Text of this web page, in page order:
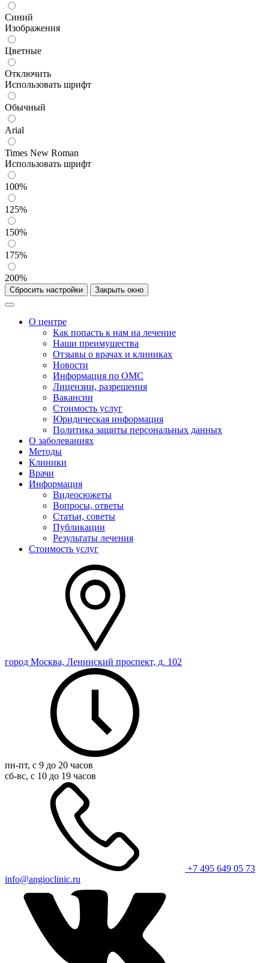
Синий
Изображения
Цветные
Отключить
Использовать шрифт
Обычный
Arial
Times New Roman
Использовать шрифт
100%
125%
150%
175%
200%
Сбросить настройки Закрыть окно
О центре
Как попасть к нам на лечение
Наши преимущества
Отзывы о врачах и клиниках
Новости
Информация по ОМС
Лицензии, разрешения
Вакансии
Стоимость услуг
Юридическая информация
Политика защиты персональных данных
О заболеваниях
Методы
Клиники
Врачи
Информация
Видеосюжеты
Вопросы, ответы
Статьи, советы
Публикации
Результаты лечения
Стоимость услуг
город Москва, Ленинский проспект, д. 102
пн-пт, с 9 до 20 часов
сб-вс, с 10 до 19 часов
+7 495 649 05 73
info@angioclinic.ru